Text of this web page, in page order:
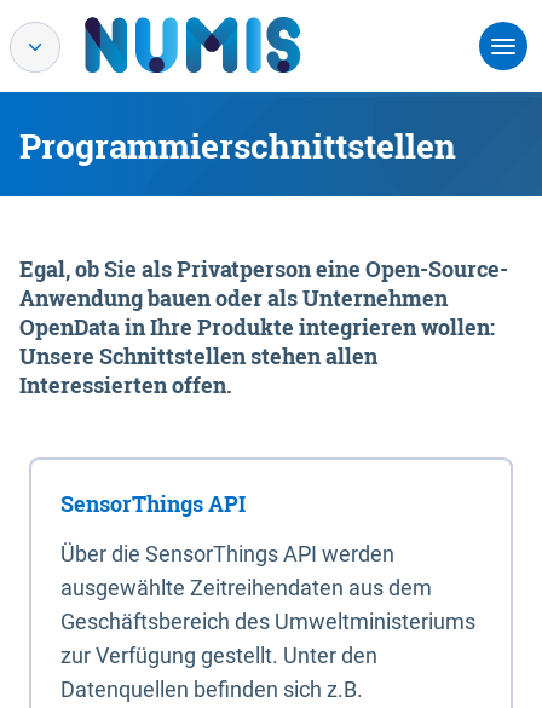
Programmierschnittstellen
Egal, ob Sie als Privatperson eine Open-Source-
Anwendung bauen oder als Unternehmen
OpenData in Ihre Produkte integrieren wollen:
Unsere Schnittstellen stehen allen
Interessierten offen.
SensorThings API
Über die SensorThings API werden
ausgewählte Zeitreihendaten aus dem
Geschäftsbereich des Umweltministeriums
zur Verfügung gestellt. Unter den
Datenquellen befinden sich z.B.